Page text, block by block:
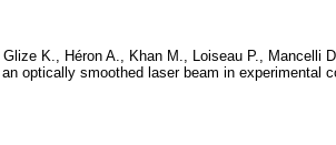
K., Héron A., Khan M., Loiseau P., Mancelli
optically smoothed laser beam in experimental